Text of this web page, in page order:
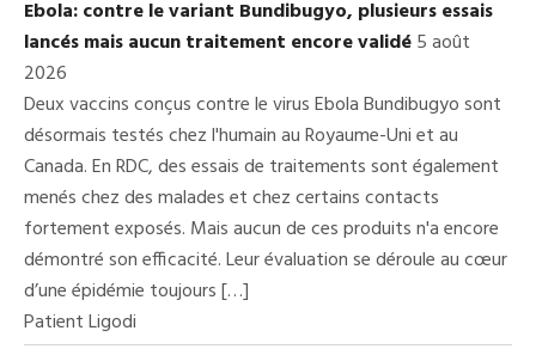
Ebola: contre le variant Bundibugyo, plusieurs essais
lancés mais aucun traitement encore validé5 août
2026
Deux vaccins conçus contre le virus Ebola Bundibugyo sont
désormais testés chez l'humain au Royaume-Uni et au
Canada. En RDC, des essais de traitements sont également
menés chez des malades et chez certains contacts
fortement exposés. Mais aucun de ces produits n'a encore
démontré son efficacité. Leur évaluation se déroule au cœur
d’une épidémie toujours […]
Patient Ligodi